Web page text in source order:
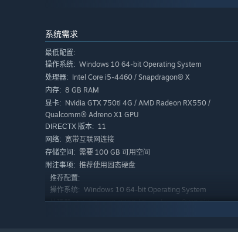
系统需求
最低配置:
操作系统: Windows 10 64-bit Operating System
处理器: Intel Core i5-4460 / Snapdragon® X
内存: 8 GB RAM
显卡: Nvidia GTX 750ti 4G / AMD Radeon RX550 /
Qualcomm® Adreno X1 GPU
DIRECTX 版本: 11
网络: 宽带互联网连接
存储空间: 需要 100 GB 可用空间
附注事项: 推荐使用固态硬盘
推荐配置:
操作系统: Windows 10 64-bit Operating System
处理器: Intel Core i7-7700 / Snapdragon® X2 Elite